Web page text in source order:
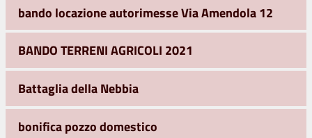
bando locazione autorimesse Via Amendola 12
BANDO TERRENI AGRICOLI 2021
Battaglia della Nebbia
bonifica pozzo domestico